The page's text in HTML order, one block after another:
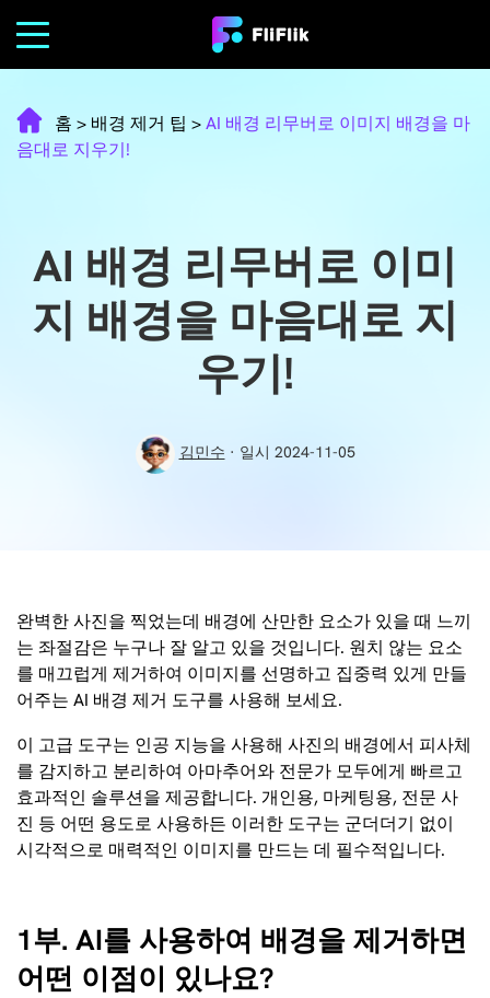
홈 > 배경 제거 팁 >AI 배경 리무버로 이미지 배경을 마
음대로 지우기!
AI 배경 리무버로 이미
지 배경을 마음대로 지
우기!
김민수 · 일시 2024-11-05
완벽한 사진을 찍었는데 배경에 산만한 요소가 있을 때 느끼
는 좌절감은 누구나 잘 알고 있을 것입니다. 원치 않는 요소
를 매끄럽게 제거하여 이미지를 선명하고 집중력 있게 만들
어주는 AI 배경 제거 도구를 사용해 보세요.
이 고급 도구는 인공 지능을 사용해 사진의 배경에서 피사체
를 감지하고 분리하여 아마추어와 전문가 모두에게 빠르고
효과적인 솔루션을 제공합니다. 개인용, 마케팅용, 전문 사
진 등 어떤 용도로 사용하든 이러한 도구는 군더더기 없이
시각적으로 매력적인 이미지를 만드는 데 필수적입니다.
1부. AI를 사용하여 배경을 제거하면
어떤 이점이 있나요?